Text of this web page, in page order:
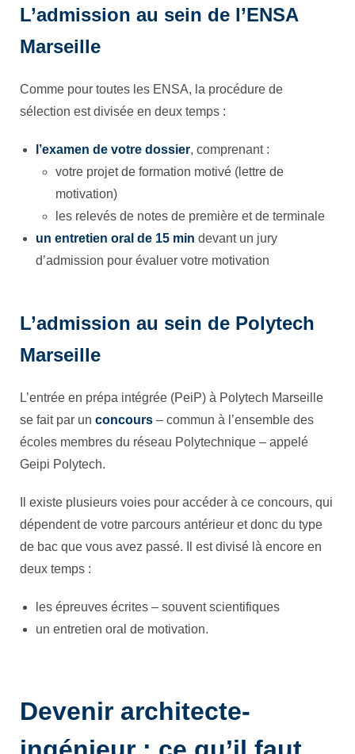
L’admission au sein de l’ENSA
Marseille
Comme pour toutes les ENSA, la procédure de
sélection est divisée en deux temps :
l’examen de votre dossier, comprenant :
votre projet de formation motivé (lettre de
motivation)
les relevés de notes de première et de terminale
un entretien oral de 15 min devant un jury
d’admission pour évaluer votre motivation
L’admission au sein de Polytech
Marseille
L’entrée en prépa intégrée (PeiP) à Polytech Marseille
se fait par un concours – commun à l’ensemble des
écoles membres du réseau Polytechnique – appelé
Geipi Polytech.
Il existe plusieurs voies pour accéder à ce concours, qui
dépendent de votre parcours antérieur et donc du type
de bac que vous avez passé. Il est divisé là encore en
deux temps :
les épreuves écrites – souvent scientifiques
un entretien oral de motivation.
Devenir architecte-